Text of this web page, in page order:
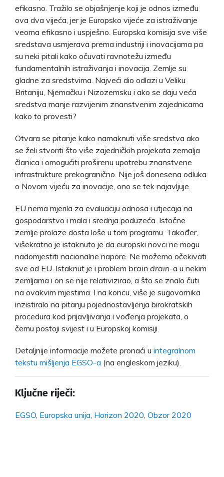
efikasno. Tražilo se objašnjenje koji je odnos između
ova dva vijeća, jer je Europsko vijeće za istraživanje
veoma efikasno i uspješno. Europska komisija sve više
sredstava usmjerava prema industriji i inovacijama pa
su neki pitali kako očuvati ravnotežu između
fundamentalnih istraživanja i inovacija. Zemlje su
gladne za sredstvima. Najveći dio odlazi u Veliku
Britaniju, Njemačku i Nizozemsku i ako se daju veća
sredstva manje razvijenim znanstvenim zajednicama
kako to provesti?
Otvara se pitanje kako namaknuti više sredstva ako
se želi stvoriti što više zajedničkih projekata zemalja
članica i omogućiti proširenu upotrebu znanstvene
infrastrukture prekogranično. Nije još donesena odluka
o Novom vijeću za inovacije, ono se tek najavljuje.
EU nema mjerila za evaluaciju odnosa i utjecaja na
gospodarstvo i mala i srednja poduzeća. Istočne
zemlje prolaze dosta loše u tom programu. Također,
višekratno je istaknuto je da europski novci ne mogu
nadomjestiti nacionalne napore. Ne možemo očekivati
sve od EU. Istaknut je i problem brain drain-a u nekim
zemljama i on se nije relativizirao, a što se znalo čuti
na ovakvim mjestima. I na koncu, više je sugovornika
inzistiralo na pitanju pojednostavljenja birokratskih
procedura kod prijavljivanja i vođenja projekata, o
čemu postoji svijest i u Europskoj komisiji.
Detaljnije informacije možete pronaći u integralnom
tekstu mišljenja EGSO-a (na engleskom jeziku).
Ključne riječi:
EGSO Europska unija Horizon 2020 Obzor 2020